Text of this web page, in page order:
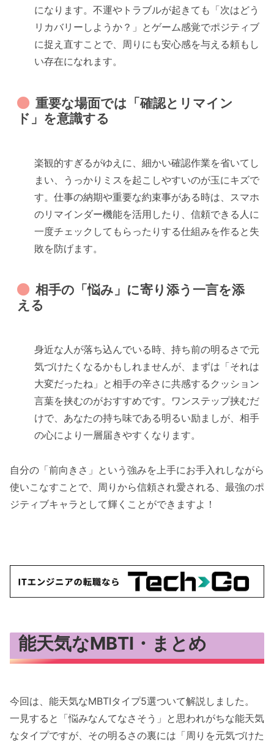
になります。不運やトラブルが起きても「次はどう
リカバリーしようか？」とゲーム感覚でポジティブ
に捉え直すことで、周りにも安心感を与える頼もし
い存在になれます。
重要な場面では「確認とリマイン
ド」を意識する
楽観的すぎるがゆえに、細かい確認作業を省いてし
まい、うっかりミスを起こしやすいのが玉にキズで
す。仕事の納期や重要な約束事がある時は、スマホ
のリマインダー機能を活用したり、信頼できる人に
一度チェックしてもらったりする仕組みを作ると失
敗を防げます。
相手の「悩み」に寄り添う一言を添
える
身近な人が落ち込んでいる時、持ち前の明るさで元
気づけたくなるかもしれませんが、まずは「それは
大変だったね」と相手の辛さに共感するクッション
言葉を挟むのがおすすめです。ワンステップ挟むだ
けで、あなたの持ち味である明るい励ましが、相手
の心により一層届きやすくなります。
自分の「前向きさ」という強みを上手にお手入れしながら
使いこなすことで、周りから信頼され愛される、最強のポ
ジティブキャラとして輝くことができますよ！
能天気なMBTI・まとめ
今回は、能天気なMBTIタイプ5選ついて解説しました。
一見すると「悩みなんてなさそう」と思われがちな能天気
なタイプですが、その明るさの裏には「周りを元気づけた